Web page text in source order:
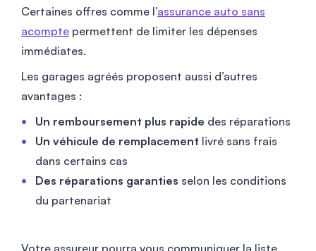
Certaines offres comme l’assurance auto sans
acompte permettent de limiter les dépenses
immédiates.
Les garages agréés proposent aussi d’autres
avantages :
Un remboursement plus rapide des réparations
Un véhicule de remplacement livré sans frais
dans certains cas
Des réparations garanties selon les conditions
du partenariat